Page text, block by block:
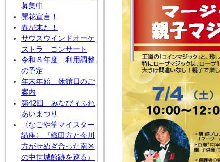
募集中
開花宣言！
春が来た！
サウスウインドオーケ
ストラ コンサート
令和８年度 利用調整
の予定
年末年始 休館日のご
案内
第42回 みなびィふれ
あいまつり
〈なごや学マイスター
講座〉『織田方と今川
方がせめぎ合った南区
の中世城館跡を巡る』